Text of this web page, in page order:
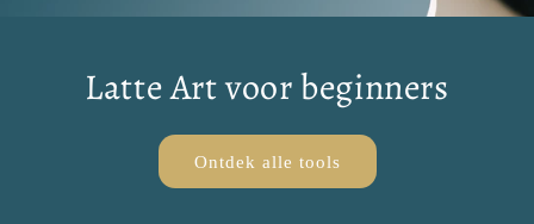
Latte Art voor beginners
Ontdek alle tools